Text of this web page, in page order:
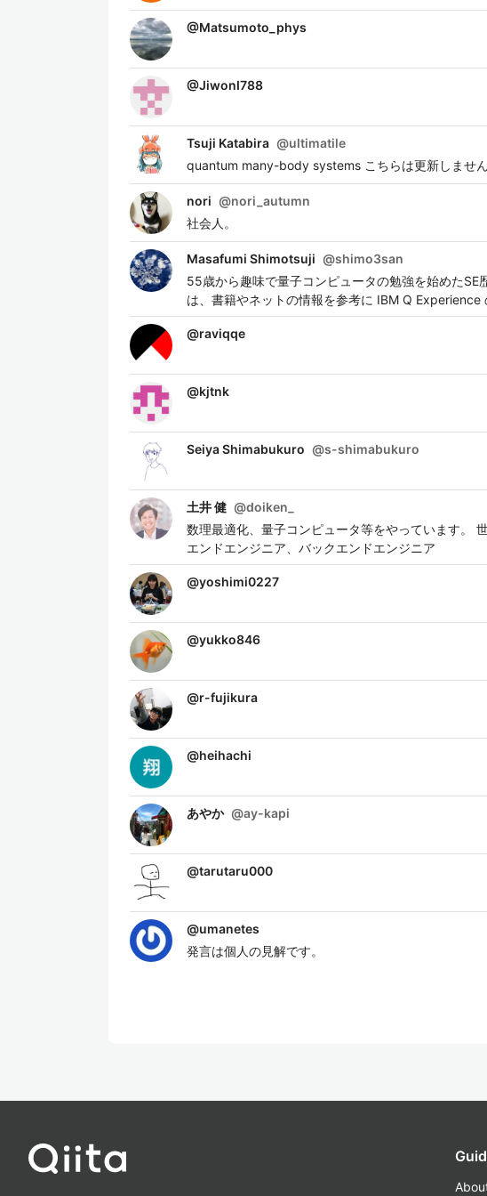
@Matsumoto_phys
@JiwonI788
Tsuji Katabira @ultimatile
quantum many-body systems こちらは更新しませ
nori @nori_autumn
社会人。
Masafumi Shimotsuji @shimo3san
55歳から趣味で量子コンピュータの勉強を始めた
は、書籍やネットの情報を参考に IBM Q Experience
@raviqqe
@kjtnk
Seiya Shimabukuro @s-shimabukuro
土井 健 @doiken_
数理最適化、量子コンピュータ等をやっています。
エンドエンジニア、バックエンドエンジニア
@yoshimi0227
@yukko846
@r-fujikura
@heihachi
あやか @ay-kapi
@tarutaru000
@umanetes
発言は個人の見解です。